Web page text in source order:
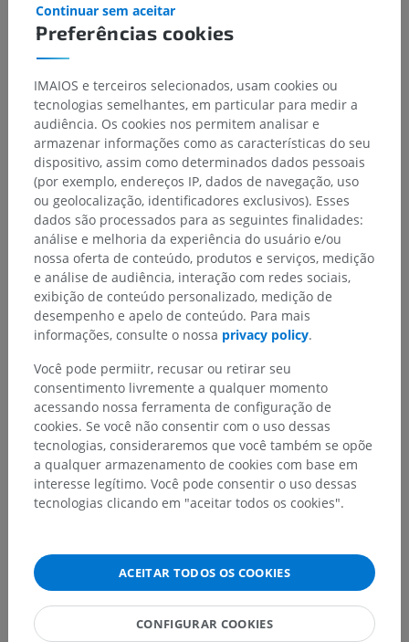
Preferências cookies
Continuar sem aceitar
IMAIOS e terceiros selecionados, usam cookies ou
tecnologias semelhantes, em particular para medir a
audiência. Os cookies nos permitem analisar e
armazenar informações como as características do seu
dispositivo, assim como determinados dados pessoais
(por exemplo, endereços IP, dados de navegação, uso
ou geolocalização, identificadores exclusivos). Esses
dados são processados para as seguintes finalidades:
análise e melhoria da experiência do usuário e/ou
nossa oferta de conteúdo, produtos e serviços, medição
e análise de audiência, interação com redes sociais,
exibição de conteúdo personalizado, medição de
desempenho e apelo de conteúdo. Para mais
informações, consulte o nossa privacy policy.
Você pode permiitr, recusar ou retirar seu
consentimento livremente a qualquer momento
acessando nossa ferramenta de configuração de
cookies. Se você não consentir com o uso dessas
tecnologias, consideraremos que você também se opõe
a qualquer armazenamento de cookies com base em
interesse legítimo. Você pode consentir o uso dessas
tecnologias clicando em "aceitar todos os cookies".
ACEITAR TODOS OS COOKIES
CONFIGURAR COOKIES